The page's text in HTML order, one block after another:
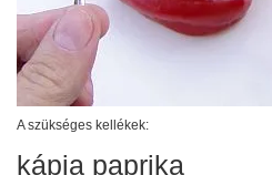
A szükséges kellékek:
kápia paprika